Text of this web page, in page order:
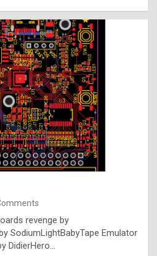
e
b
e
s
t
p
h
o
n
y
l
e
revenge by
SodiumLightBabyTape Emulator
DidierHero…